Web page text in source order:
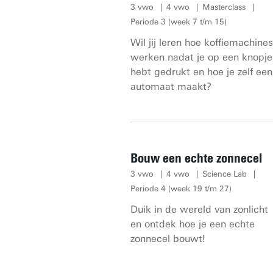
3 vwo 4 vwo
Masterclass
Periode 3 (week 7 t/m 15)
Wil jij leren hoe koffiemachines
werken nadat je op een knopje
hebt gedrukt en hoe je zelf een
automaat maakt?
Bouw een echte zonnecel
3 vwo 4 vwo
Science Lab
Periode 4 (week 19 t/m 27)
Duik in de wereld van zonlicht
en ontdek hoe je een echte
zonnecel bouwt!